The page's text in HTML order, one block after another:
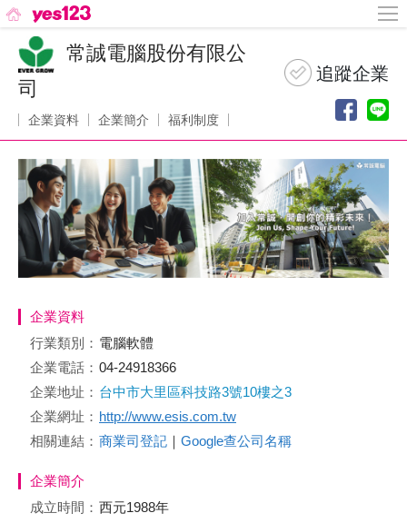
常誠電腦股份有限公
司
企業資料 企業簡介 福利制度
企業資料
行業類別： 電腦軟體
企業電話： 04-24918366
企業地址： 台中市大里區科技路3號10樓之3
企業網址： http://www.esis.com.tw
相關連結： 商業司登記 ｜ Google查公司名稱
企業簡介
成立時間： 西元1988年